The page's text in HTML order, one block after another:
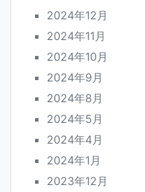
2024年12月
2024年11月
2024年10月
2024年9月
2024年8月
2024年5月
2024年4月
2024年1月
2023年12月